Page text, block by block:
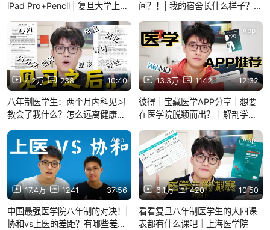
iPad Pro+Pencil | 复旦大学上海
间？！| 我的宿舍长什么样子？|
| 医学生彼得的房间
4.2万 238 10:40
App
八年制医学生：两个月内科见习
教会了我什么？怎么远离健康问
13.3万 1142 12:32
App
彼得｜宝藏医学APP分享｜想要
在医学院脱颖而出？｜解剖学软
17.4万 1241 37:56
App
中国最强医学院八年制的对决！|
协和vs上医的差距？有哪些差
6.1万 420 10:50
App
看看复旦八年制医学生的大四课
表都有什么课吧｜上海医学院